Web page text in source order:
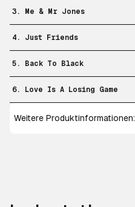
3. Me & Mr Jones
4. Just Friends
5. Back To Black
6. Love Is A Losing Game
Weitere Produktinformationen: